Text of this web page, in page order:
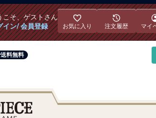
こそ、ゲストさん
イン/ 会員登録
お気に入り 注文履歴 マイ
料無料